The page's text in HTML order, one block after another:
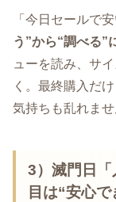
「今日セールで
う”から“調べる”
ューを読み、サ
く。最終購入だ
気持ちも乱れませ
3）滅門日
目は“安心で